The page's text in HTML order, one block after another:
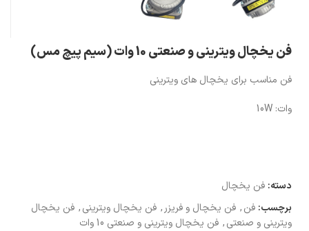
فن یخچال ویترینی و صنعتی 10 وات (سیم پیچ مس)
فن مناسب برای یخچال های ویترینی
وات: 10W
دسته: فن یخچال
برچسب: فن, فن یخچال و فریزر , فن یخچال ویترینی, فن یخچال
ویترینی و صنعتی, فن یخچال ویترینی و صنعتی 10 وات